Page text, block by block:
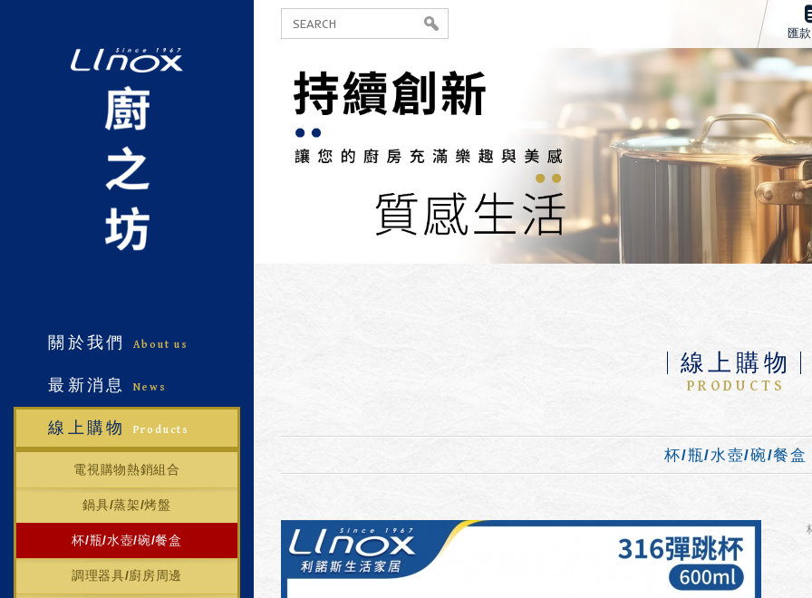
關於我們 About us
最新消息 News
線上購物 Products
電視購物熱銷組合
鍋具/蒸架/烤盤
杯/瓶/水壺/碗/餐盒
調理器具/廚房周邊
匯
線上購物
PRODUCTS
杯/瓶/水壺/碗/餐盒